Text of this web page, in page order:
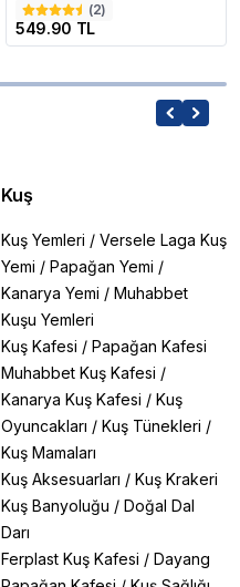
(2)
549.90 TL
Kuş
Kuş Yemleri / Versele Laga Kuş
Yemi / Papağan Yemi /
Kanarya Yemi / Muhabbet
Kuşu Yemleri
Kuş Kafesi / Papağan Kafesi
Muhabbet Kuş Kafesi /
Kanarya Kuş Kafesi / Kuş
Oyuncakları / Kuş Tünekleri /
Kuş Mamaları
Kuş Aksesuarları / Kuş Krakeri
Kuş Banyoluğu / Doğal Dal
Darı
Ferplast Kuş Kafesi / Dayang